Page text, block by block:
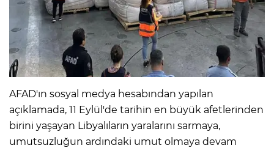
AFAD'ın sosyal medya hesabından yapılan
açıklamada, 11 Eylül'de tarihin en büyük afetlerinden
birini yaşayan Libyalıların yaralarını sarmaya,
umutsuzluğun ardındaki umut olmaya devam